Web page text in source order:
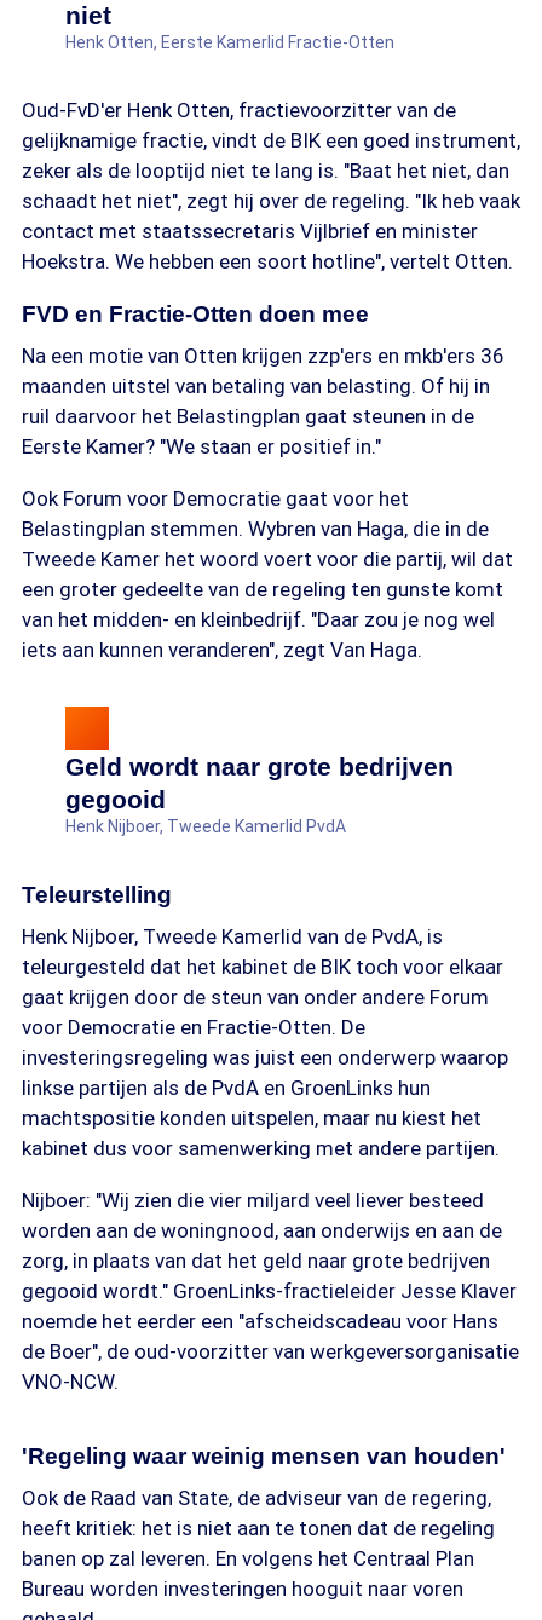
niet
Henk Otten, Eerste Kamerlid Fractie-Otten
Oud-FvD'er Henk Otten, fractievoorzitter van de
gelijknamige fractie, vindt de BIK een goed instrument,
zeker als de looptijd niet te lang is. "Baat het niet, dan
schaadt het niet", zegt hij over de regeling. "Ik heb vaak
contact met staatssecretaris Vijlbrief en minister
Hoekstra. We hebben een soort hotline", vertelt Otten.
FVD en Fractie-Otten doen mee
Na een motie van Otten krijgen zzp'ers en mkb'ers 36
maanden uitstel van betaling van belasting. Of hij in
ruil daarvoor het Belastingplan gaat steunen in de
Eerste Kamer? "We staan er positief in."
Ook Forum voor Democratie gaat voor het
Belastingplan stemmen. Wybren van Haga, die in de
Tweede Kamer het woord voert voor die partij, wil dat
een groter gedeelte van de regeling ten gunste komt
van het midden- en kleinbedrijf. "Daar zou je nog wel
iets aan kunnen veranderen", zegt Van Haga.
Geld wordt naar grote bedrijven
gegooid
Henk Nijboer, Tweede Kamerlid PvdA
Teleurstelling
Henk Nijboer, Tweede Kamerlid van de PvdA, is
teleurgesteld dat het kabinet de BIK toch voor elkaar
gaat krijgen door de steun van onder andere Forum
voor Democratie en Fractie-Otten. De
investeringsregeling was juist een onderwerp waarop
linkse partijen als de PvdA en GroenLinks hun
machtspositie konden uitspelen, maar nu kiest het
kabinet dus voor samenwerking met andere partijen.
Nijboer: "Wij zien die vier miljard veel liever besteed
worden aan de woningnood, aan onderwijs en aan de
zorg, in plaats van dat het geld naar grote bedrijven
gegooid wordt." GroenLinks-fractieleider Jesse Klaver
noemde het eerder een "afscheidscadeau voor Hans
de Boer", de oud-voorzitter van werkgeversorganisatie
VNO-NCW.
'Regeling waar weinig mensen van houden'
Ook de Raad van State, de adviseur van de regering,
heeft kritiek: het is niet aan te tonen dat de regeling
banen op zal leveren. En volgens het Centraal Plan
Bureau worden investeringen hooguit naar voren